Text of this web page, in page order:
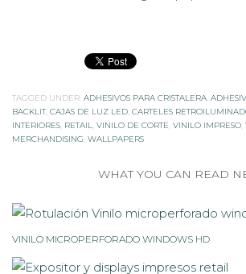
TAGGED UNDER: ADHESIVOS PARA CRISTALERA
BACKLIT, CAJAS DE LUZ LED CARTELES
INTERIORES RETAIL VINILO DE CORTE VINILO IMPRESO
MERCHANDISING WALLPAPERS
WHAT YOU CAN READ
VINILO MICROPERFORADO WINDOWS HD